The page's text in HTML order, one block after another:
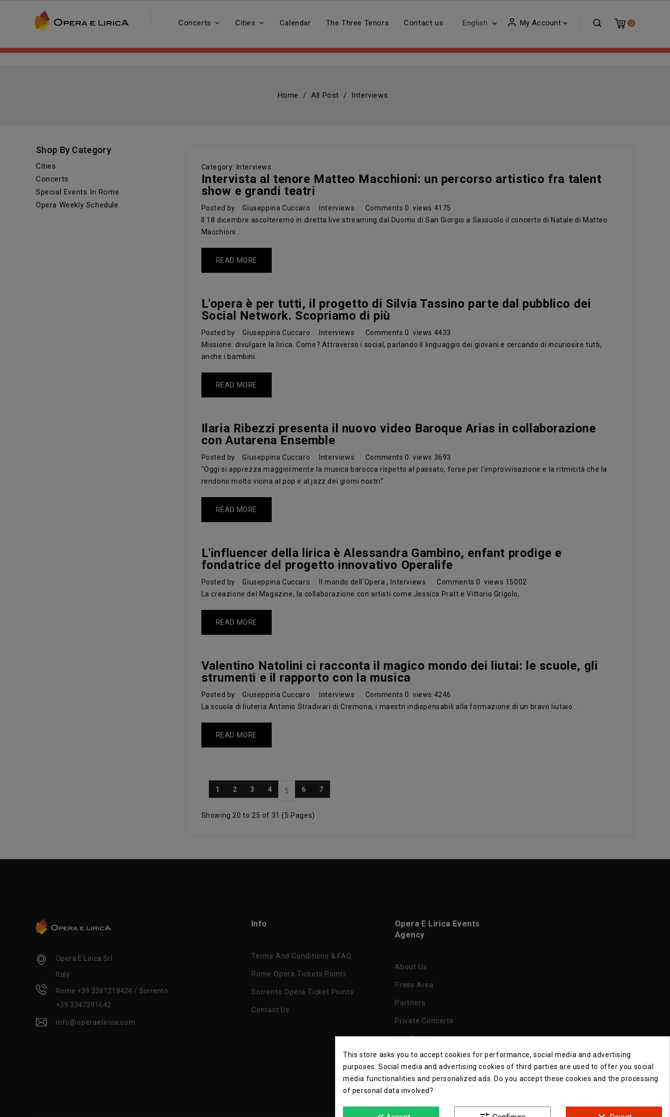
0
My Account 
English 
Concerts Cities Calendar The Three Tenors Contact us
Home All Post Interviews
Shop By Category
Cities
Concerts
Special Events In Rome
Opera Weekly Schedule
Category: Interviews
Intervista al tenore Matteo Macchioni: un percorso artistico fra talent
show e grandi teatri
Posted by Giuseppina Cuccaro Interviews Comments0 views 4175
Il 18 dicembre ascolteremo in diretta live streaming dal Duomo di San Giorgio a Sassuolo il concerto di Natale di Matteo
Macchioni.
READ MORE
L'opera è per tutti, il progetto di Silvia Tassino parte dal pubblico dei
Social Network. Scopriamo di più
Posted by Giuseppina Cuccaro Interviews Comments0 views 4433
Missione: divulgare la lirica. Come? Attraverso i social, parlando il linguaggio dei giovani e cercando di incuriosire tutti,
anche i bambini.
READ MORE
Ilaria Ribezzi presenta il nuovo video Baroque Arias in collaborazione
con Autarena Ensemble
Posted by Giuseppina Cuccaro Interviews Comments0 views 3693
"Oggi si apprezza maggiormente la musica barocca rispetto al passato, forse per l’improvvisazione e la ritmicità che la
rendono molto vicina al pop e al jazz dei giorni nostri"
READ MORE
L'influencer della lirica è Alessandra Gambino, enfant prodige e
fondatrice del progetto innovativo Operalife
Posted by Giuseppina Cuccaro Il mondo dell'Opera, Interviews Comments0 views 15002
La creazione del Magazine, la collaborazione con artisti come Jessica Pratt e Vittorio Grigolo,
READ MORE
Valentino Natolini ci racconta il magico mondo dei liutai: le scuole, gli
strumenti e il rapporto con la musica
Posted by Giuseppina Cuccaro Interviews Comments0 views 4246
La scuola di liuteria Antonio Stradivari di Cremona, i maestri indispensabili alla formazione di un bravo liutaio...
READ MORE
1 2 3 4 5 6 7
Showing 20 to 25 of 31 (5 Pages)
Opera E Lirica Srl
Italy
Rome +39 3381218424 / Sorrento
+39 3347391642
info@operaelirica.com
Info
Terms And Conditions & FAQ
Rome Opera Tickets Points
Sorrento Opera Ticket Points
Contact Us
Opera E Lirica Events
Agency
About Us
Press Area
Partners
Private Concerts
Job Position
Privacy Policy
This store asks you to accept cookies for performance, social media and advertising
purposes. Social media and advertising cookies of third parties are used to offer you social
media functionalities and personalized ads. Do you accept these cookies and the processing
of personal data involved?